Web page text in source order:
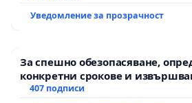
Уведомление за прозрачност
За спешно обезопасяване,
конкретни срокове и
рехабилитация на
407 подписи